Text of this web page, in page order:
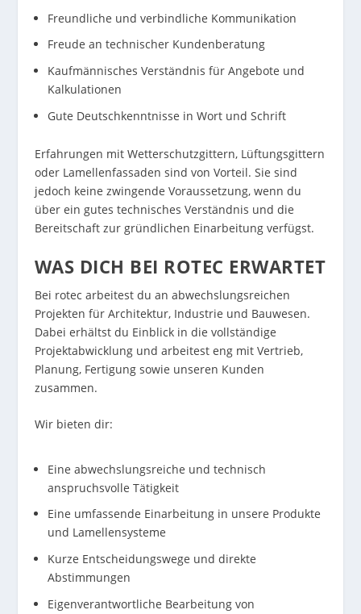
Freundliche und verbindliche Kommunikation
Freude an technischer Kundenberatung
Kaufmännisches Verständnis für Angebote und
Kalkulationen
Gute Deutschkenntnisse in Wort und Schrift
Erfahrungen mit Wetterschutzgittern, Lüftungsgittern
oder Lamellenfassaden sind von Vorteil. Sie sind
jedoch keine zwingende Voraussetzung, wenn du
über ein gutes technisches Verständnis und die
Bereitschaft zur gründlichen Einarbeitung verfügst.
WAS DICH BEI ROTEC ERWARTET
Bei rotec arbeitest du an abwechslungsreichen
Projekten für Architektur, Industrie und Bauwesen.
Dabei erhältst du Einblick in die vollständige
Projektabwicklung und arbeitest eng mit Vertrieb,
Planung, Fertigung sowie unseren Kunden
zusammen.
Wir bieten dir:
Eine abwechslungsreiche und technisch
anspruchsvolle Tätigkeit
Eine umfassende Einarbeitung in unsere Produkte
und Lamellensysteme
Kurze Entscheidungswege und direkte
Abstimmungen
Eigenverantwortliche Bearbeitung von